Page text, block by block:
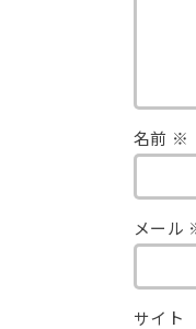
名前 ※
メール
サイト